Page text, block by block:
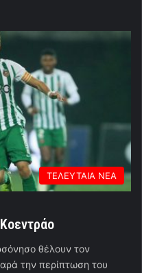
ΤΕΛΕΥΤΑΙΑ ΝΕΑ
θέλουν τον
την περίπτωση του